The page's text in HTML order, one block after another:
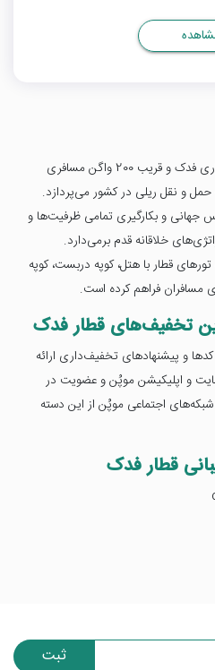
شرکت ریل پرداز نوآفرین با نام تجاری فدک و قریب 200 واگن مسافری
و نقل ریلی در کشور می‌پردازد.
جهانی و بکارگیری تمامی ظرفیت‌ها و
خلاقانه قدم برمی‌دارد.
قطار با هتل، کوپه دربست، کوپه
مسافران فراهم کرده است.
تخفیف‌های قطار فدک
و پیشنهادهای تخفیف‌داری ارائه
و اپلیکیشن موپُن و عضویت در
اجتماعی موپُن از این دسته
قطار فدک
ثبت